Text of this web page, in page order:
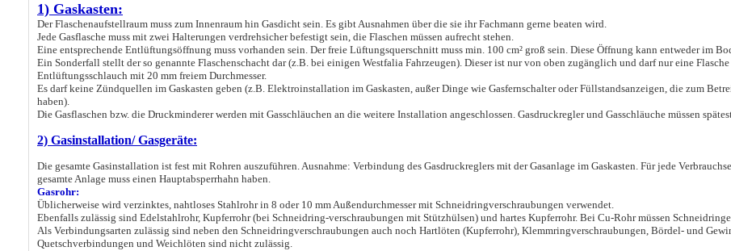
1) Gaskasten:
Der Flaschenaufstellraum muss zum Innenraum hin Gasdicht sein. Es gibt Ausnahmen über die sie ihr Fachmann gerne beaten wird.
Jede Gasflasche muss mit zwei Halterungen verdrehsicher befestigt sein, die Flaschen müssen aufrecht stehen.
Eine entsprechende Entlüftungsöffnung muss vorhanden sein. Der freie Lüftungsquerschnitt muss min. 100 cm² groß sein. Diese Öffnung kann entweder im
Ein Sonderfall stellt der so genannte Flaschenschacht dar (z.B. bei einigen Westfalia Fahrzeugen). Dieser ist nur von oben zugänglich und darf nur eine
Entlüftungsschlauch mit 20 mm freiem Durchmesser.
Es darf keine Zündquellen im Gaskasten geben (z.B. Elektroinstallation im Gaskasten, außer Dinge wie Gasfernschalter oder Füllstandsanzeigen, die zum
haben).
Die Gasflaschen bzw. die Druckminderer werden mit Gasschläuchen an die weitere Installation angeschlossen. Gasdruckregler und Gasschläuche müssen
2) Gasinstallation/ Gasgeräte:
Die gesamte Gasinstallation ist fest mit Rohren auszuführen. Ausnahme: Verbindung des Gasdruckreglers mit der Gasanlage im Gaskasten. Für jede
gesamte Anlage muss einen Hauptabsperrhahn haben.
Gasrohr:
Üblicherweise wird verzinktes, nahtloses Stahlrohr in 8 oder 10 mm Außendurchmesser mit Schneidringverschraubungen verwendet.
Ebenfalls zulässig sind Edelstahlrohr, Kupferrohr (bei Schneidring-verschraubungen mit Stützhülsen) und hartes Kupferrohr. Bei Cu-Rohr müssen
Als Verbindungsarten zulässig sind neben den Schneidringverschraubungen auch noch Hartlöten (Kupferrohr), Klemmringverschraubungen, Bördel- und
Quetschverbindungen und Weichlöten sind nicht zulässig.